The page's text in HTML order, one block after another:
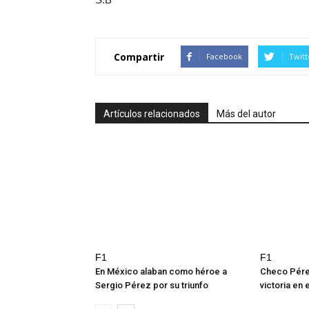
Compartir Facebook
Artículos relacionados Más del autor
F1
En México alaban como héroe a
Sergio Pérez por su triunfo
F1
Checo
victoria en